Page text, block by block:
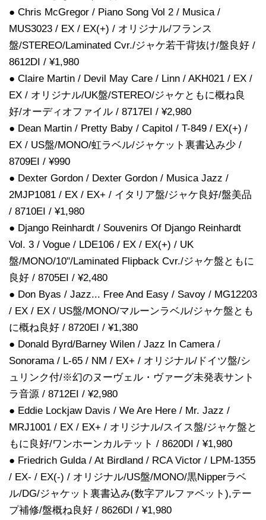
● Chris McGregor / Piano Song Vol 2 / Musica /
MUS3023 / EX / EX(+) / オリジナル/フランス
盤/STEREO/Laminated Cvr./ジャケ若干背抜け/盤良好 /
8612DI / ¥1,980
● Claire Martin / Devil May Care / Linn / AKH021 / EX /
EX / オリジナル/UK盤/STEREO/ジャケともに概ね良
好/オーディオファイル / 8717EI / ¥2,980
● Dean Martin / Pretty Baby / Capitol / T-849 / EX(+) /
EX / US盤/MONO/虹ラベル/ジャケット裏書込み少 /
8709EI / ¥990
● Dexter Gordon / Dexter Gordon / Musica Jazz /
2MJP1081 / EX / EX+ / イタリア盤/ジャケ良好/盤美品
/ 8710EI / ¥1,980
● Django Reinhardt / Souvenirs Of Django Reinhardt
Vol. 3 / Vogue / LDE106 / EX / EX(+) / UK
盤/MONO/10"/Laminated Flipback Cvr./ジャケ盤ともに
良好 / 8705EI / ¥2,480
● Don Byas / Jazz... Free And Easy / Savoy / MG12203
/ EX / EX / US盤/MONO/マルーンラベル/ジャケ盤とも
に概ね良好 / 8720EI / ¥1,380
● Donald Byrd/Barney Wilen / Jazz In Camera /
Sonorama / L-65 / NM / EX+ / オリジナル/ドイツ盤/シ
ュリンク付/※幻のヌーヴェル・ヴァーグ未発表サント
ラ音源 / 8712EI / ¥2,980
● Eddie Lockjaw Davis / We Are Here / Mr. Jazz /
MRJ1001 / EX / EX+ / オリジナル/スイス盤/ジャケ盤と
もに良好/ワンホーンカルテット / 8620DI / ¥1,980
● Friedrich Gulda / At Birdland / RCA Victor / LPM-1355
/ EX- / EX(-) / オリジナル/US盤/MONO/黒Nipperラベ
ル/DG/ジャケット裏書込み(数字アルファベット),テー
プ補修/盤概ね良好 / 8626DI / ¥1,980